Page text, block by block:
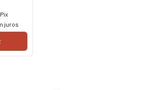
Pix
juros